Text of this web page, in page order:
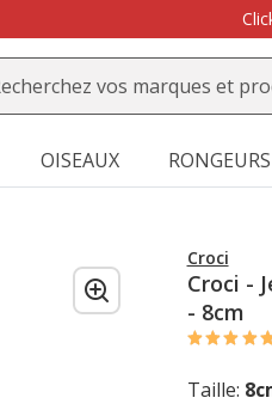
OISEAUX RONGEURS
Croci
Croci -
- 8cm
Taille: